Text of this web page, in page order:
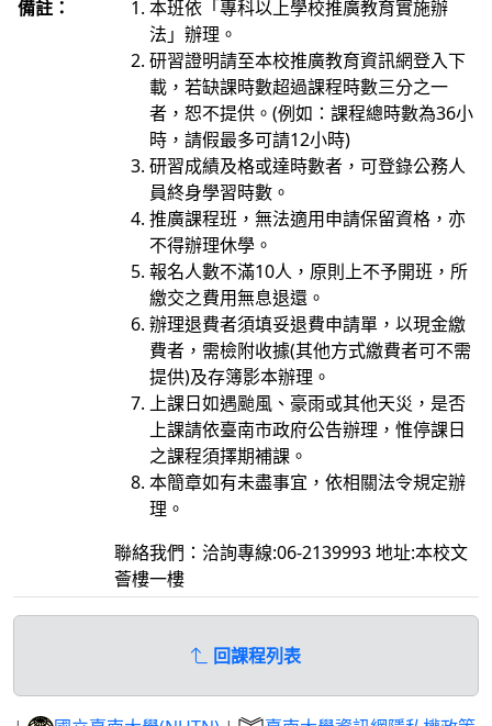
備註：
本班依「專科以上學校推廣教育實施辦
法」辦理。
研習證明請至本校推廣教育資訊網登入下
載，若缺課時數超過課程時數三分之一
者，恕不提供。(例如：課程總時數為36小
時，請假最多可請12小時)
研習成績及格或達時數者，可登錄公務人
員終身學習時數。
推廣課程班，無法適用申請保留資格，亦
不得辦理休學。
報名人數不滿10人，原則上不予開班，所
繳交之費用無息退還。
辦理退費者須填妥退費申請單，以現金繳
費者，需檢附收據(其他方式繳費者可不需
提供)及存簿影本辦理。
上課日如遇颱風、豪雨或其他天災，是否
上課請依臺南市政府公告辦理，惟停課日
之課程須擇期補課。
本簡章如有未盡事宜，依相關法令規定辦
理。
聯絡我們：洽詢專線:06-2139993 地址:本校文
薈樓一樓
回課程列表